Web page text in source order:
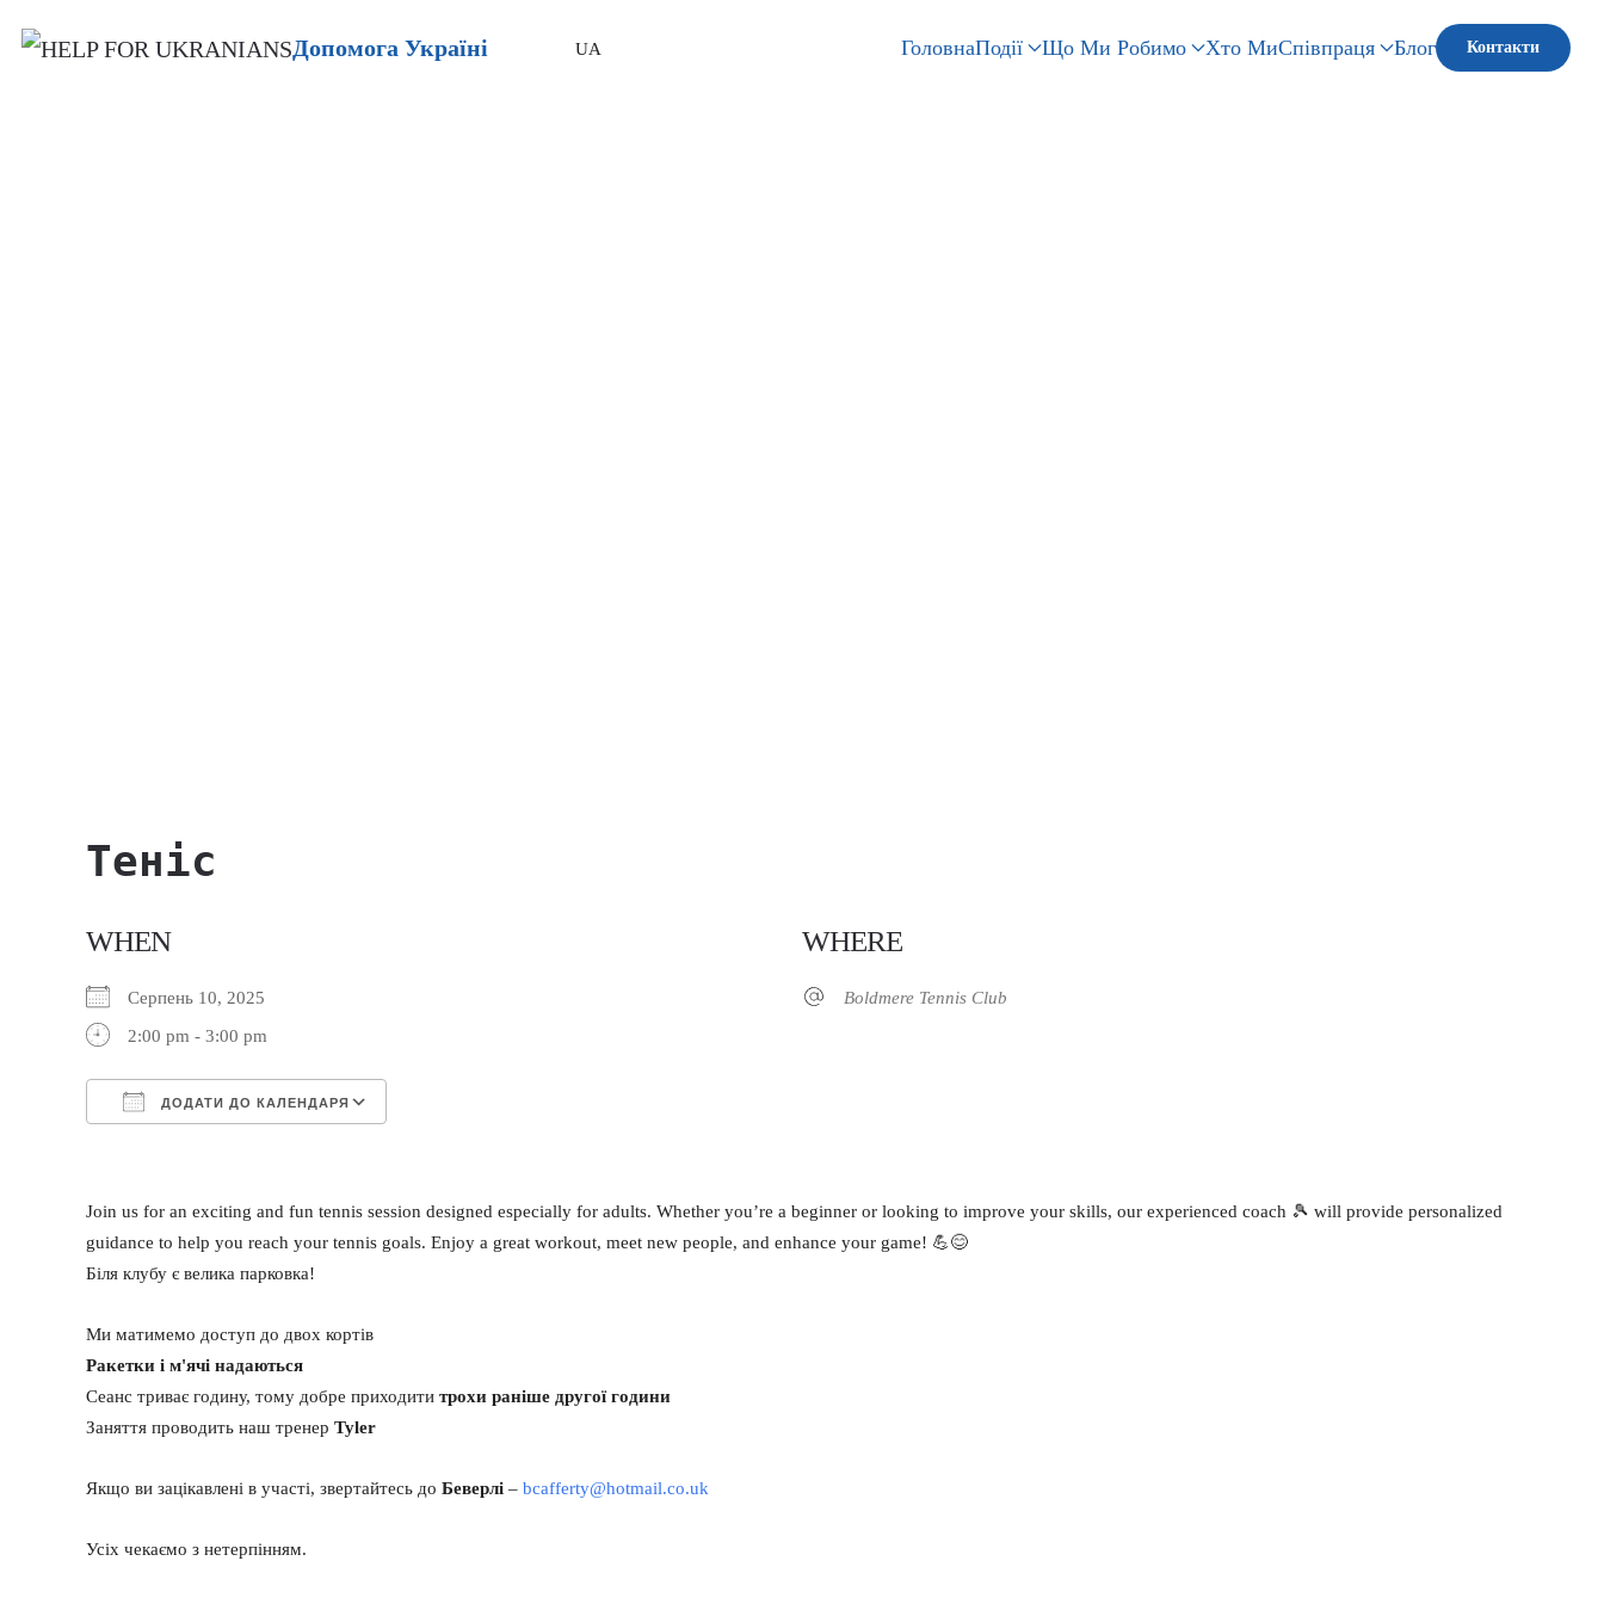
Допомога Україні UA ГоловнаПодії Що Ми Робимо Хто МиСпівпраця Блог Контакти
Теніс
WHEN
Серпень 10, 2025
2:00 pm - 3:00 pm
ДОДАТИ ДО КАЛЕНДАРЯ
WHERE
Boldmere Tennis Club
Join us for an exciting and fun tennis session designed especially for adults. Whether you’re a beginner or looking to improve your skills, our experienced coach 🎾 will provide personalized
guidance to help you reach your tennis goals. Enjoy a great workout, meet new people, and enhance your game! 💪😊
Біля клубу є велика парковка!
Ми матимемо доступ до двох кортів
Ракетки і м'ячі надаються
Сеанс триває годину, тому добре приходити трохи раніше другої години
Заняття проводить наш тренер Tyler
Якщо ви зацікавлені в участі, звертайтесь до Беверлі – bcafferty@hotmail.co.uk
Усіх чекаємо з нетерпінням.